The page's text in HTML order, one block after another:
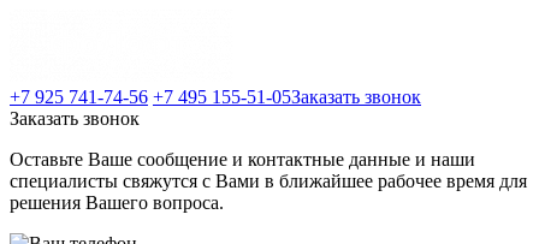
+7 925 741-74-56 +7 495 155-51-05Заказать звонок
Заказать звонок
Оставьте Ваше сообщение и контактные данные и наши
специалисты свяжутся с Вами в ближайшее рабочее время для
решения Вашего вопроса.